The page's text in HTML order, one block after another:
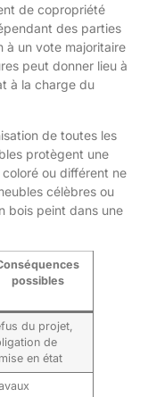
de copropriété
des parties
à un vote majoritaire
peut donner lieu à
à la charge du
de toutes les
protègent une
ou différent ne
célèbres ou
bois peint dans une
possibles
du projet,
de
en état